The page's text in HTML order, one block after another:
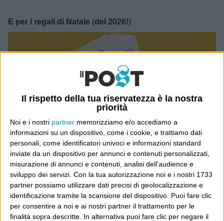
Il rispetto della tua riservatezza è la nostra
priorità
Noi e i nostri partner memorizziamo e/o accediamo a
informazioni su un dispositivo, come i cookie, e trattiamo dati
personali, come identificatori univoci e informazioni standard
inviate da un dispositivo per annunci e contenuti personalizzati,
misurazione di annunci e contenuti, analisi dell'audience e
sviluppo dei servizi. Con la tua autorizzazione noi e i nostri 1733
partner possiamo utilizzare dati precisi di geolocalizzazione e
identificazione tramite la scansione del dispositivo. Puoi fare clic
per consentire a noi e ai nostri partner il trattamento per le
finalità sopra descritte. In alternativa puoi fare clic per negare il
E per i regali di Natale (del 2026!)